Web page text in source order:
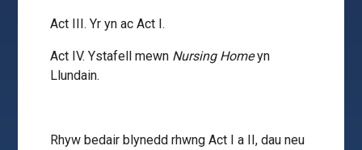
Act III. Yr yn ac Act I.
Act IV. Ystafell mewn Nursing Homeyn
Llundain.
Rhyw bedair blynedd rhwng Act I a II, dau neu